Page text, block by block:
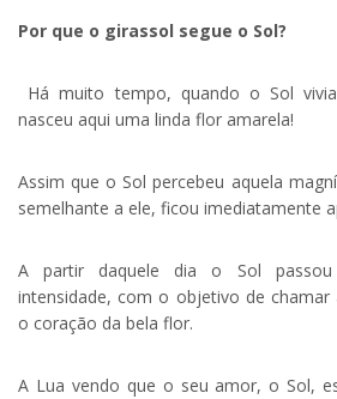
Por que o girassol segue o Sol?
Há muito tempo, quando o Sol
nasceu aqui uma linda flor amarela!
Assim que o Sol percebeu aquela
semelhante a ele, ficou imediatamente
A partir daquele dia o Sol
intensidade, com o objetivo de
o coração da bela flor.
A Lua vendo que o seu amor, o Sol,